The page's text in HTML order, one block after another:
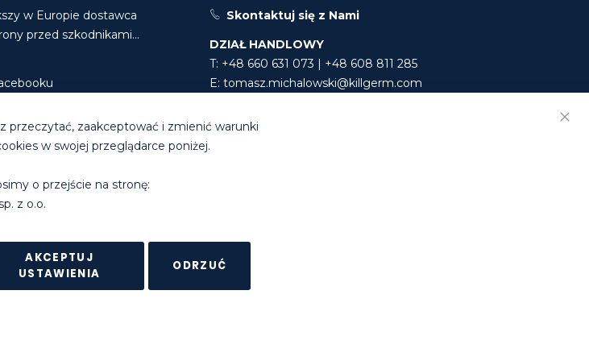
w Europie dostawca
przed szkodnikami...
Skontaktuj się z Nami
DZIAŁ HANDLOWY
T: +48 660 631 073 | +48 608 811 285
E: tomasz.michalowski@killgerm.com
prywatności|Regulamin sklepu internetowego
przeczytać, zaakceptować i zmienić warunki
w swojej przeglądarce poniżej.
o przejście na stronę:
z o.o.
AKCEPTUJ
USTAWIENIA
ODRZUĆ